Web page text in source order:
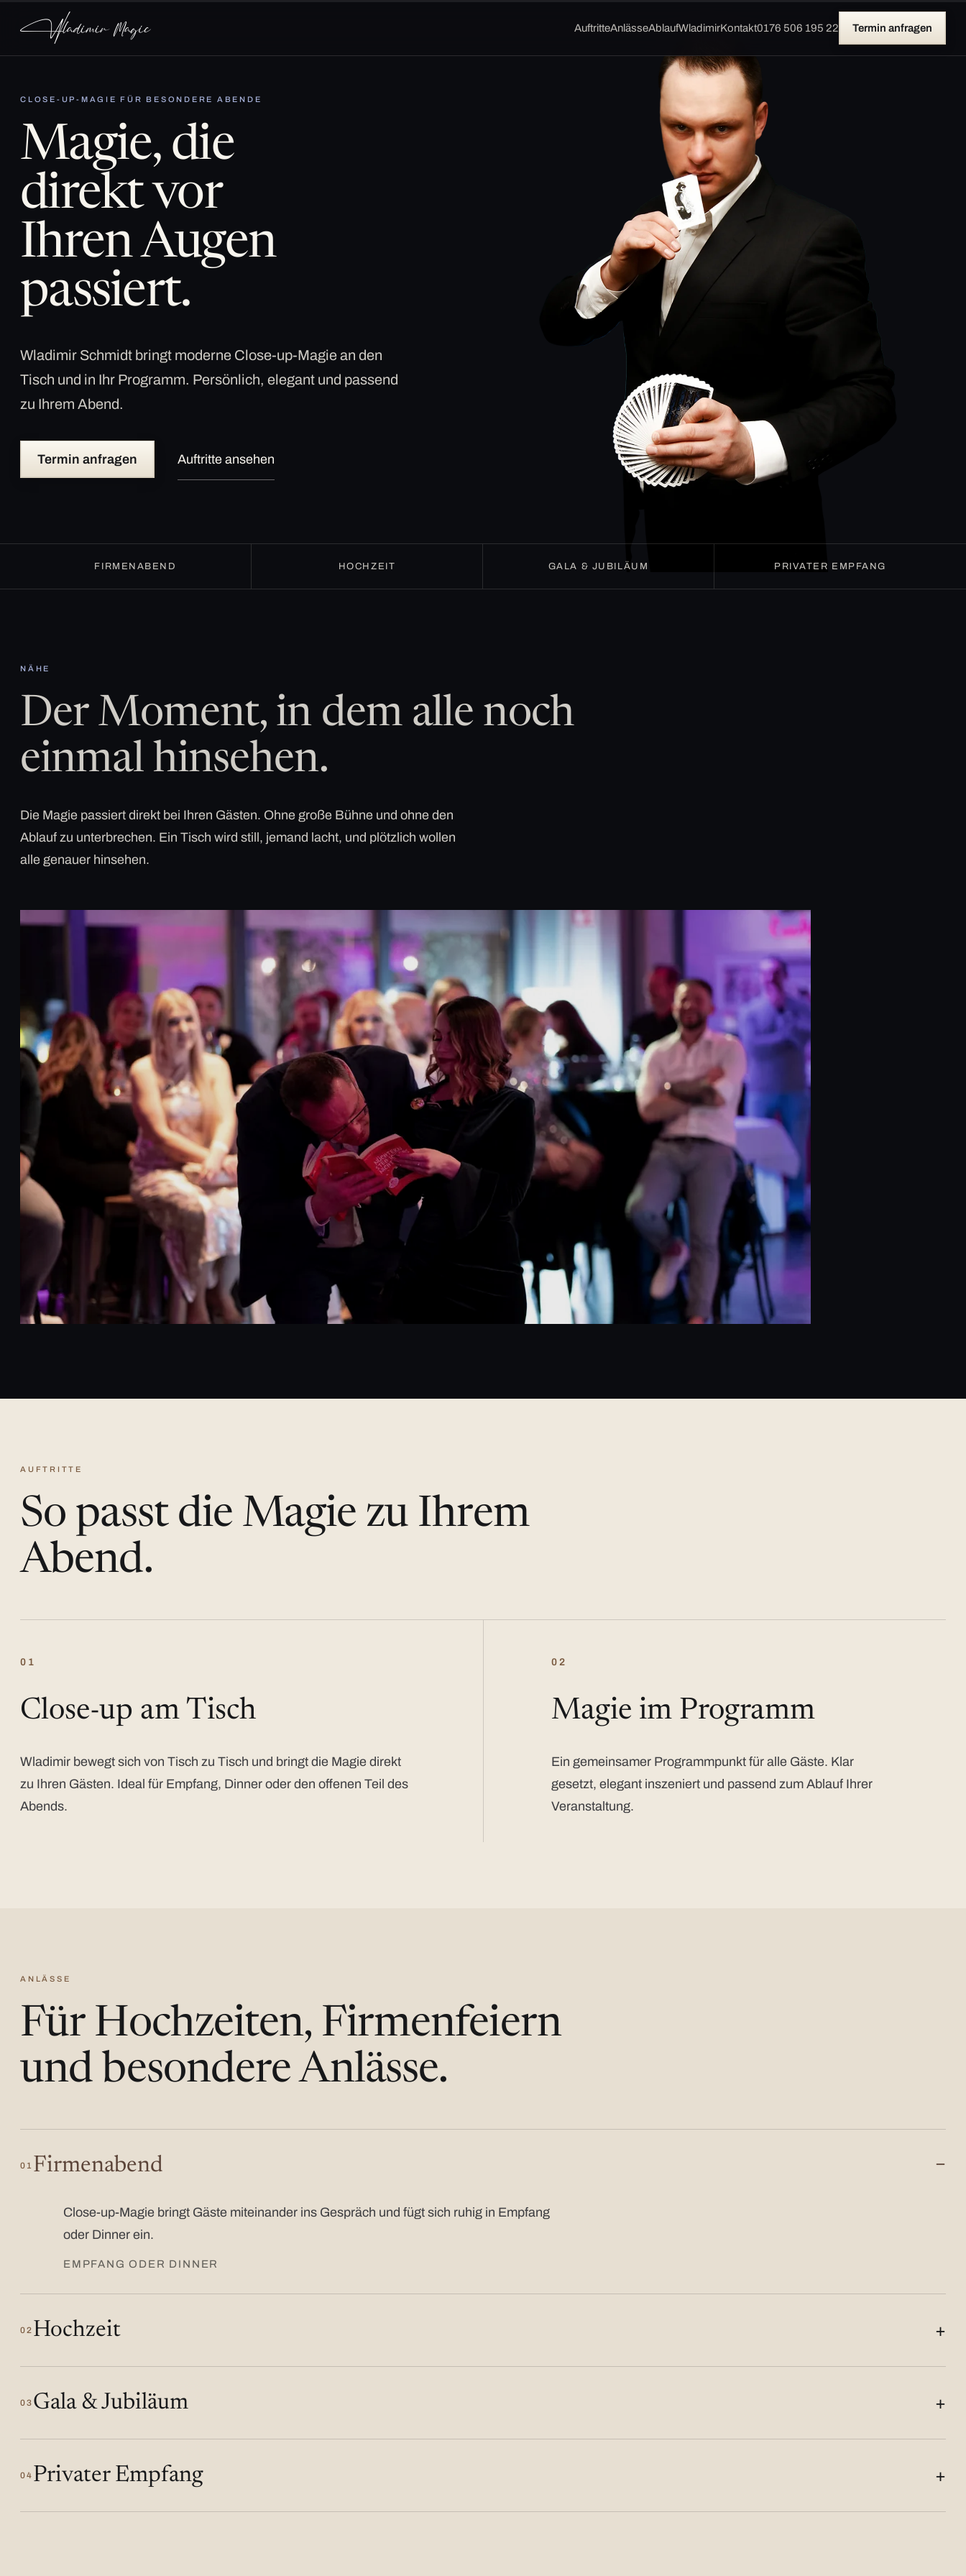
AuftritteAnlässeAblaufWladimirKontakt0176 506 195 22 Termin anfragen
CLOSE-UP-MAGIE FÜR BESONDERE ABENDE
Magie, die
direkt vor
Ihren Augen
passiert.
Wladimir Schmidt bringt moderne Close-up-Magie an den
Tisch und in Ihr Programm. Persönlich, elegant und passend
zu Ihrem Abend.
Termin anfragen Auftritte ansehen
FIRMENABEND HOCHZEIT GALA & JUBILÄUM PRIVATER EMPFANG
NÄHE
Der Moment, in dem alle noch
einmal hinsehen.
Die Magie passiert direkt bei Ihren Gästen. Ohne große Bühne und ohne den
Ablauf zu unterbrechen. Ein Tisch wird still, jemand lacht, und plötzlich wollen
alle genauer hinsehen.
AUFTRITTE
So passt die Magie zu Ihrem
Abend.
01
Close-up am Tisch
Wladimir bewegt sich von Tisch zu Tisch und bringt die Magie direkt
zu Ihren Gästen. Ideal für Empfang, Dinner oder den offenen Teil des
Abends.
02
Magie im Programm
Ein gemeinsamer Programmpunkt für alle Gäste. Klar
gesetzt, elegant inszeniert und passend zum Ablauf Ihrer
Veranstaltung.
ANLÄSSE
Für Hochzeiten, Firmenfeiern
und besondere Anlässe.
01 Firmenabend
Close-up-Magie bringt Gäste miteinander ins Gespräch und fügt sich ruhig in Empfang
oder Dinner ein.
EMPFANG ODER DINNER
02 Hochzeit
03 Gala & Jubiläum
04 Privater Empfang